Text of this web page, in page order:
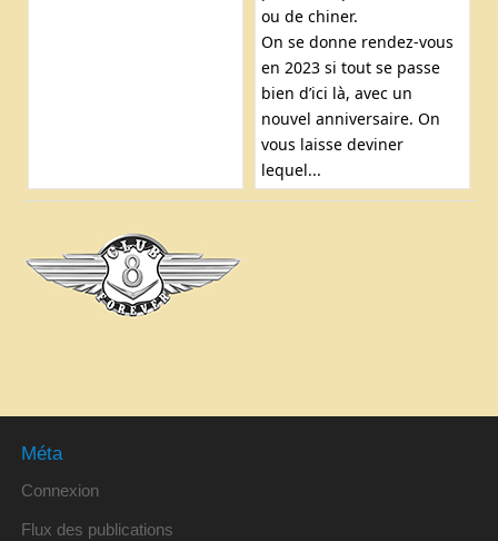
ou de chiner.
On se donne rendez-vous
en 2023 si tout se passe
bien d’ici là, avec un
nouvel anniversaire. On
vous laisse deviner
lequel...
Méta
Connexion
Flux des publications